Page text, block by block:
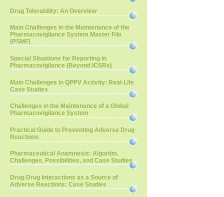
Drug Tolerability: An Overview
Main Challenges in the Maintenance of the
Pharmacovigilance System Master File
(PSMF)
Special Situations for Reporting in
Pharmacovigilance (Beyond ICSRs)
Main Challenges in QPPV Activity: Real-Life
Case Studies
Challenges in the Maintenance of a Global
Pharmacovigilance System
Practical Guide to Preventing Adverse Drug
Reactions
Pharmaceutical Anamnesis: Algoritm,
Challenges, Possibilities, and Case Studies
Drug-Drug Interactions as a Source of
Adverse Reactions: Case Studies